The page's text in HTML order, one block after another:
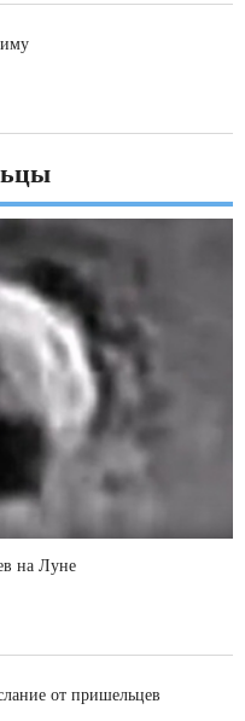
на Луне
от пришельцев